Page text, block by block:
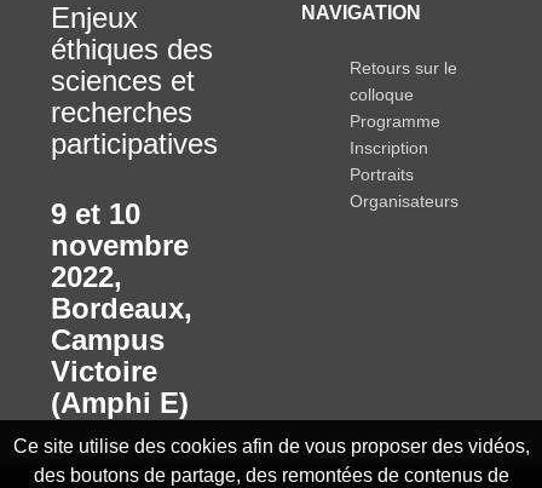
Ce site utilise des cookies afin de vous proposer des vidéos,
des boutons de partage, des remontées de contenus de
Enjeux
éthiques des
sciences et
recherches
participatives
9 et 10
novembre
2022,
Bordeaux,
Campus
Victoire
(Amphi E)
NAVIGATION
Retours sur le
colloque
Programme
Inscription
Portraits
Organisateurs